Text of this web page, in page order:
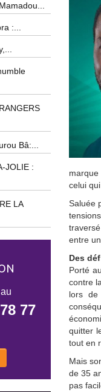
celui
Saluée
entre
Des
Porté
contre
lors de
quitter
tout en
Mais
de 35
pas
:...
Bâ:...
JOLIE :
LA
77